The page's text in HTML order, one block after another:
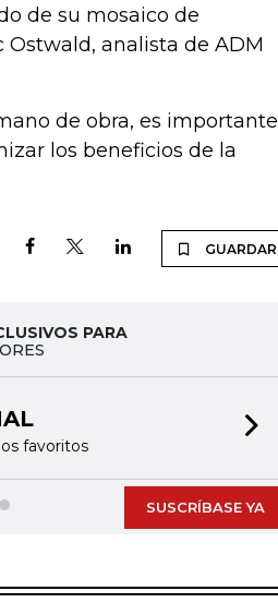
de su mosaico de
analista de ADM
de obra, es importante
los beneficios de la
GUARDAR
PARA
favoritos
SUSCRÍBASE YA